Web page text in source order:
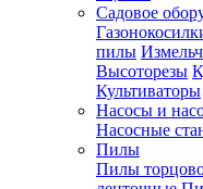
Садовое
пилы
Высоторезы
Культиваторы
Насосы и
Насосные
Пилы
Пилы